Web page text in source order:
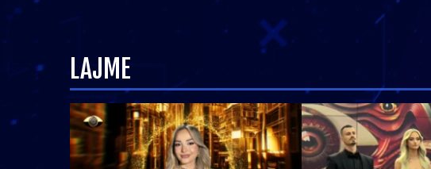
LAJME